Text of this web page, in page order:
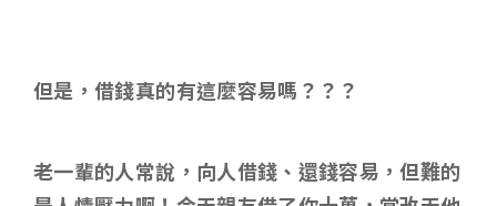
但是，借錢真的有這麼容易嗎？？？
老一輩的人常說，向人借錢、還錢容易，但難的